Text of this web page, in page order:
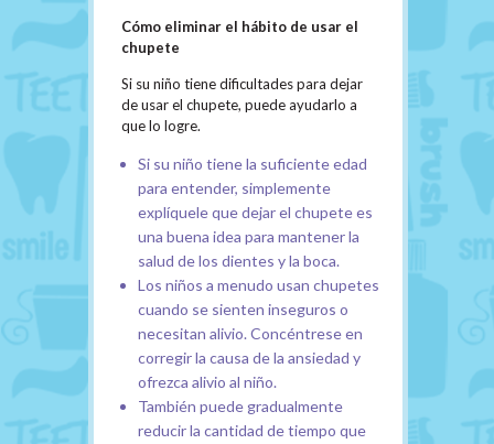
Cómo eliminar el hábito de usar el
chupete
Si su niño tiene dificultades para dejar
de usar el chupete, puede ayudarlo a
que lo logre.
Si su niño tiene la suficiente edad
para entender, simplemente
explíquele que dejar el chupete es
una buena idea para mantener la
salud de los dientes y la boca.
Los niños a menudo usan chupetes
cuando se sienten inseguros o
necesitan alivio. Concéntrese en
corregir la causa de la ansiedad y
ofrezca alivio al niño.
También puede gradualmente
reducir la cantidad de tiempo que